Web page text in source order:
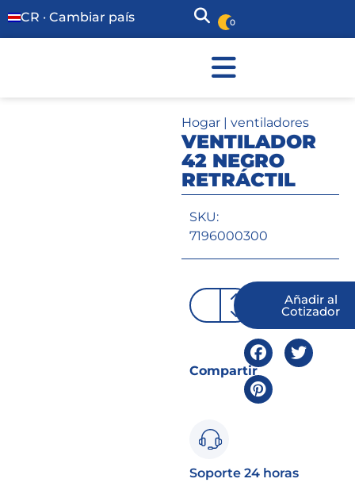
CR · Cambiar país 0
Hogar| ventiladores
VENTILADOR
42 NEGRO
RETRÁCTIL
SKU:
7196000300
Añadir al
Cotizador
Compartir
Soporte 24 horas